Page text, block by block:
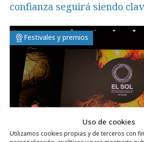
Uso de cookies
Utilizamos cookies propias y de terceros con
confianza seguirá siendo
Festivales y premios